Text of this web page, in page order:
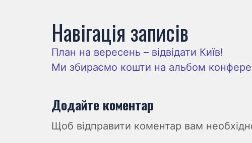
Навігація записів
План на вересень – відвідати Київ!
Ми збираємо кошти на альбом
Додайте коментар
Щоб відправити коментар вам